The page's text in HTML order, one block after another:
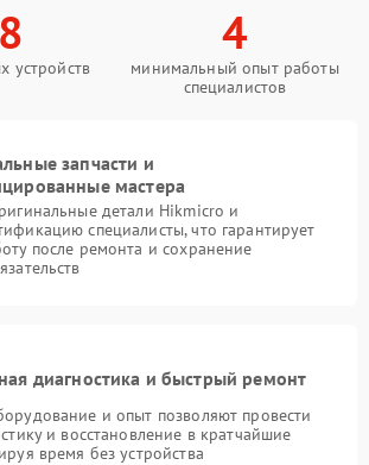
устройств
4
минимальный опыт работы
специалистов
запчасти и
мастера
детали Hikmicro и
специалисты, что гарантирует
после ремонта и сохранение
диагностика и быстрый ремонт
и опыт позволяют провести
и восстановление в кратчайшие
время без устройства